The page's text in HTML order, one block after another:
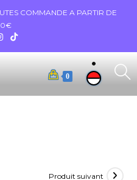
COMMANDE A PARTIR DE
0
Produit suivant